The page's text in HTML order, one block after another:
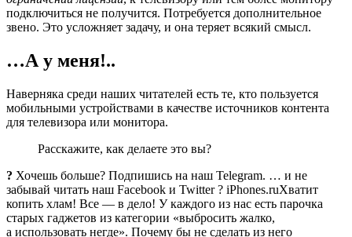
подключиться не получится. Потребуется дополнительное
звено. Это усложняет задачу, и она теряет всякий смысл.
…А у меня!..
Наверняка среди наших читателей есть те, кто пользуется
мобильными устройствами в качестве источников контента
для телевизора или монитора.
Расскажите, как делаете это вы?
? Хочешь больше? Подпишись на наш Telegram. … и не
забывай читать наш Facebook и Twitter ? iPhones.ruХватит
копить хлам! Все — в дело! У каждого из нас есть парочка
старых гаджетов из категории «выбросить жалко,
а использовать негде». Почему бы не сделать из него